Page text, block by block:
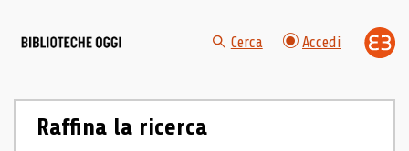
Cerca Accedi
Raffina la ricerca